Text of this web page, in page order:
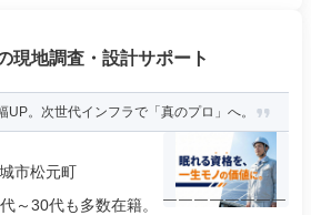
現地調査・設計サポート
UP。次世代インフラで「真のプロ」へ。
市松元町
～30代も多数在籍。 ￣￣￣￣￣￣￣￣